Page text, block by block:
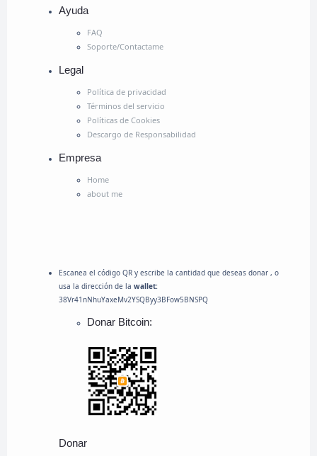
Ayuda
FAQ
Soporte/Contactame
Legal
Política de privacidad
Términos del servicio
Políticas de Cookies
Descargo de Responsabilidad
Empresa
Home
about me
Escanea el código QR y escribe la cantidad que deseas donar , o
usa la dirección de la wallet:
38Vr41nNhuYaxeMv2YSQByy3BFow5BNSPQ
Donar Bitcoin:
Donar